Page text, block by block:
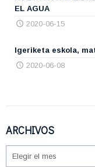
EL AGUA
2020-06-15
Igeriketa eskola,
2020-06-08
ARCHIVOS